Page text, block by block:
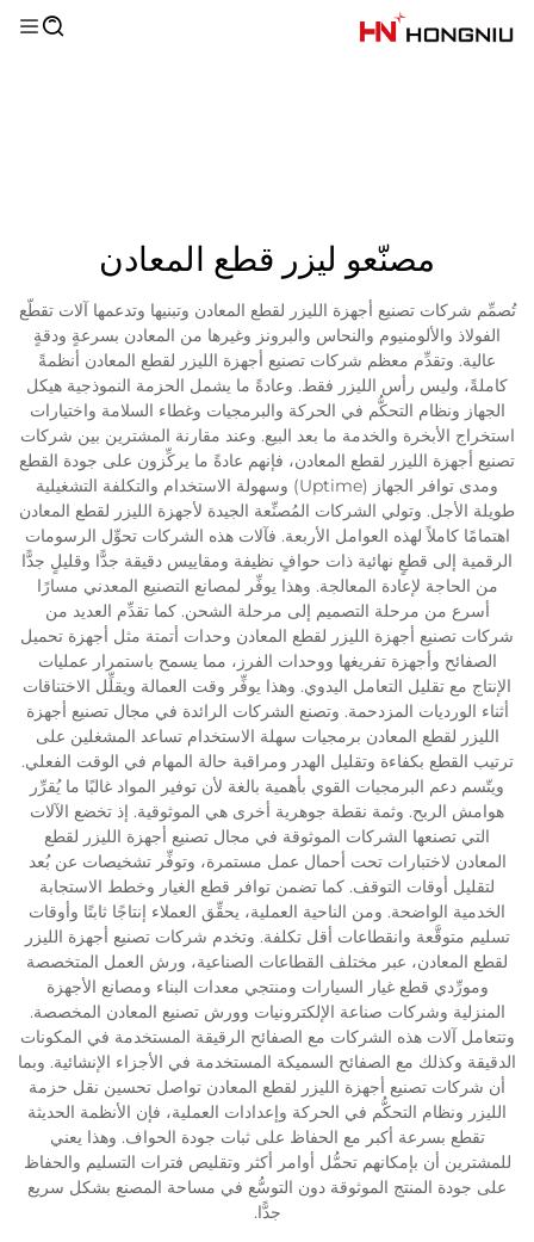
مصنّعو ليزر قطع المعادن
تُصمِّم شركات تصنيع أجهزة الليزر لقطع المعادن وتبنيها وتدعمها آلات تقطّع
الفولاذ والألومنيوم والنحاس والبرونز وغيرها من المعادن بسرعةٍ ودقةٍ
عالية. وتقدِّم معظم شركات تصنيع أجهزة الليزر لقطع المعادن أنظمةً
كاملةً، وليس رأس الليزر فقط. وعادةً ما يشمل الحزمة النموذجية هيكل
الجهاز ونظام التحكُّم في الحركة والبرمجيات وغطاء السلامة واختيارات
استخراج الأبخرة والخدمة ما بعد البيع. وعند مقارنة المشترين بين شركات
تصنيع أجهزة الليزر لقطع المعادن، فإنهم عادةً ما يركِّزون على جودة القطع
ومدى توافر الجهاز (Uptime) وسهولة الاستخدام والتكلفة التشغيلية
طويلة الأجل. وتولي الشركات المُصنِّعة الجيدة لأجهزة الليزر لقطع المعادن
اهتمامًا كاملاً لهذه العوامل الأربعة. فآلات هذه الشركات تحوِّل الرسومات
الرقمية إلى قطعٍ نهائية ذات حوافٍ نظيفة ومقاييس دقيقة جدًّا وقليلٍ جدًّا
من الحاجة لإعادة المعالجة. وهذا يوفِّر لمصانع التصنيع المعدني مسارًا
أسرع من مرحلة التصميم إلى مرحلة الشحن. كما تقدِّم العديد من
شركات تصنيع أجهزة الليزر لقطع المعادن وحدات أتمتة مثل أجهزة تحميل
الصفائح وأجهزة تفريغها ووحدات الفرز، مما يسمح باستمرار عمليات
الإنتاج مع تقليل التعامل اليدوي. وهذا يوفِّر وقت العمالة ويقلِّل الاختناقات
أثناء الورديات المزدحمة. وتصنع الشركات الرائدة في مجال تصنيع أجهزة
الليزر لقطع المعادن برمجيات سهلة الاستخدام تساعد المشغلين على
ترتيب القطع بكفاءة وتقليل الهدر ومراقبة حالة المهام في الوقت الفعلي.
ويتّسم دعم البرمجيات القوي بأهمية بالغة لأن توفير المواد غالبًا ما يُقرِّر
هوامش الربح. وثمة نقطة جوهرية أخرى هي الموثوقية. إذ تخضع الآلات
التي تصنعها الشركات الموثوقة في مجال تصنيع أجهزة الليزر لقطع
المعادن لاختبارات تحت أحمال عمل مستمرة، وتوفِّر تشخيصات عن بُعد
لتقليل أوقات التوقف. كما تضمن توافر قطع الغيار وخطط الاستجابة
الخدمية الواضحة. ومن الناحية العملية، يحقِّق العملاء إنتاجًا ثابتًا وأوقات
تسليم متوقَّعة وانقطاعات أقل تكلفة. وتخدم شركات تصنيع أجهزة الليزر
لقطع المعادن، عبر مختلف القطاعات الصناعية، ورش العمل المتخصصة
ومورِّدي قطع غيار السيارات ومنتجي معدات البناء ومصانع الأجهزة
المنزلية وشركات صناعة الإلكترونيات وورش تصنيع المعادن المخصصة.
وتتعامل آلات هذه الشركات مع الصفائح الرقيقة المستخدمة في المكونات
الدقيقة وكذلك مع الصفائح السميكة المستخدمة في الأجزاء الإنشائية. وبما
أن شركات تصنيع أجهزة الليزر لقطع المعادن تواصل تحسين نقل حزمة
الليزر ونظام التحكُّم في الحركة وإعدادات العملية، فإن الأنظمة الحديثة
تقطع بسرعة أكبر مع الحفاظ على ثبات جودة الحواف. وهذا يعني
للمشترين أن بإمكانهم تحمُّل أوامر أكثر وتقليص فترات التسليم والحفاظ
على جودة المنتج الموثوقة دون التوسُّع في مساحة المصنع بشكل سريع
جدًّا.